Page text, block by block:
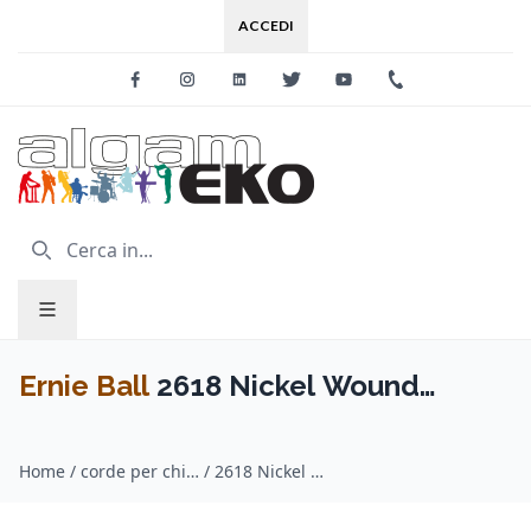
ACCEDI
FacebookInstagramLinkedinTwitter Youtube
Ernie Ball2618 Nickel Wound
Home / corde per chitarra / Ernie Ball / 2618 Nickel Wound Magnum Slinky 12-56